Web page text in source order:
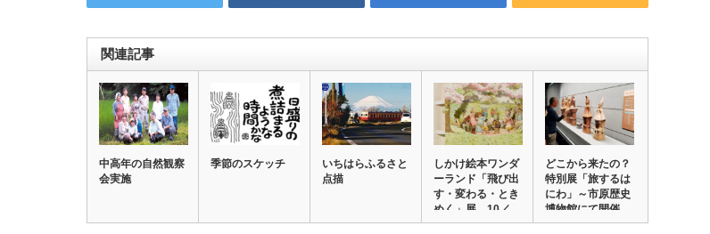
関連記事
中高年の自然観察
会実施
季節のスケッチ
いちはらふるさと
点描
しかけ絵本ワンダ
ーランド「飛び出
す・変わる・とき
めく」展 10／…
どこから来たの？
特別展「旅するは
にわ」～市原歴史
博物館にて開催
～…